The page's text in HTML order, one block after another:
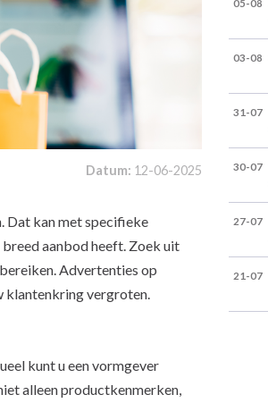
Datum: 12-06-2025
Dat kan met specifieke
breed aanbod heeft. Zoek uit
Advertenties op
klantenkring vergroten.
kunt u een vormgever
alleen productkenmerken,
05-08
03-08
31-07
30-07
27-07
21-07